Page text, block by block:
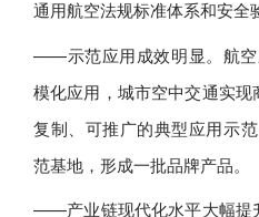
通用航空法规标准体系和安全
——示范应用成效明显。航空
模化应用，城市空中交通实
复制、可推广的典型应用示
范基地，形成一批品牌产品。
——产业链现代化水平大幅提